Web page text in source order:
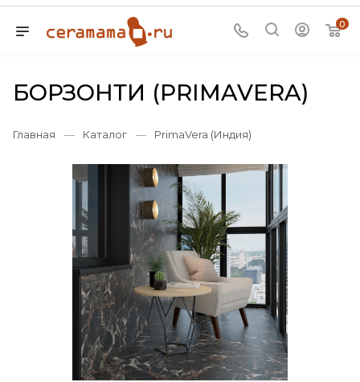
0
БОРЗОНТИ (PRIMAVERA)
Главная — Каталог — PrimaVera (Индия)